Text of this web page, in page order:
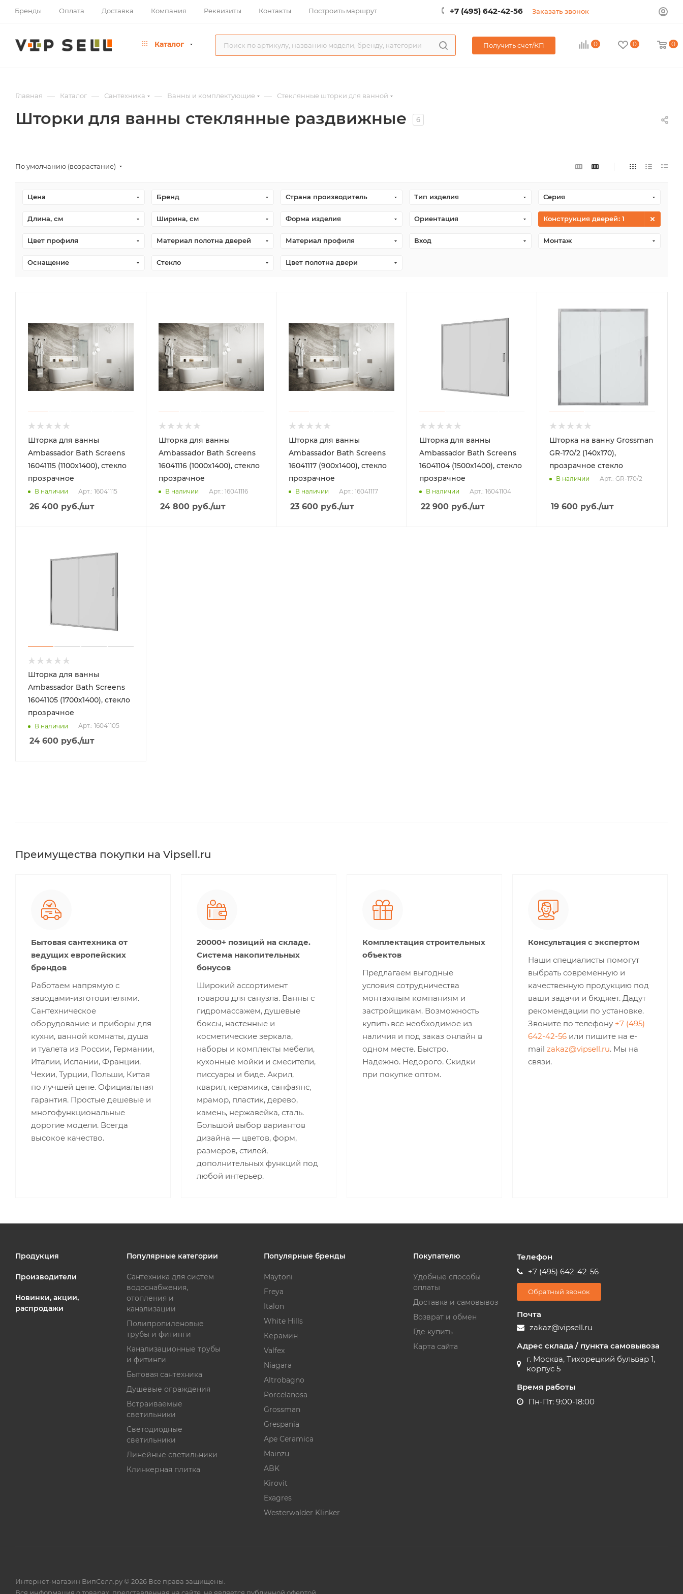
Бренды Оплата Доставка Компания Реквизиты Контакты Построить маршрут +7 (495) 642-42-56 Заказать звонок
Каталог Получить счет/КП 0 0 0
Главная — Каталог — Сантехника — Ванны и комплектующие — Стеклянные шторки для ванной
Шторки для ванны стеклянные раздвижные 6
По умолчанию (возрастание)
Цена Бренд Страна производитель Тип изделия Серия
Длина, см Ширина, см Форма изделия Ориентация Конструкция дверей: 1
Цвет профиля Материал полотна дверей Материал профиля Вход Монтаж
Оснащение Стекло Цвет полотна двери
Шторка для ванны
Ambassador Bath Screens
16041115 (1100x1400), стекло
прозрачное
В наличии Арт.: 16041115
26 400 руб./шт
Шторка для ванны
Ambassador Bath Screens
16041116 (1000x1400), стекло
прозрачное
В наличии Арт.: 16041116
24 800руб./шт
Шторка для ванны
Ambassador Bath Screens
16041117 (900x1400), стекло
прозрачное
В наличии Арт.: 16041117
23 600 руб./шт
Шторка для ванны
Ambassador Bath Screens
16041104 (1500x1400), стекло
прозрачное
В наличии Арт.: 16041104
22 900руб./шт
Шторка на ванну Grossman
GR-170/2 (140x170),
прозрачное стекло
В наличии Арт.: GR-170/2
19 600 руб./шт
Шторка для ванны
Ambassador Bath Screens
16041105 (1700x1400), стекло
прозрачное
В наличии Арт.: 16041105
24 600 руб./шт
Преимущества покупки на Vipsell.ru
Бытовая сантехника от
ведущих европейских
брендов
Работаем напрямую с
заводами-изготовителями.
Сантехническое
оборудование и приборы для
кухни, ванной комнаты, душа
и туалета из России, Германии,
Италии, Испании, Франции,
Чехии, Турции, Польши, Китая
по лучшей цене. Официальная
гарантия. Простые дешевые и
многофункциональные
дорогие модели. Всегда
высокое качество.
20000+ позиций на складе.
Система накопительных
бонусов
Широкий ассортимент
товаров для санузла. Ванны с
гидромассажем, душевые
боксы, настенные и
косметические зеркала,
наборы и комплекты мебели,
кухонные мойки и смесители,
писсуары и биде. Акрил,
кварил, керамика, санфаянс,
мрамор, пластик, дерево,
камень, нержавейка, сталь.
Большой выбор вариантов
дизайна — цветов, форм,
размеров, стилей,
дополнительных функций под
любой интерьер.
Комплектация строительных
объектов
Предлагаем выгодные
условия сотрудничества
монтажным компаниям и
застройщикам. Возможность
купить все необходимое из
наличия и под заказ онлайн в
одном месте. Быстро.
Надежно. Недорого. Скидки
при покупке оптом.
Консультация с экспертом
Наши специалисты помогут
выбрать современную и
качественную продукцию под
ваши задачи и бюджет. Дадут
рекомендации по установке.
Звоните по телефону +7 (495)
642-42-56 или пишите на e-
mail zakaz@vipsell.ru. Мы на
связи.
Продукция
Производители
Новинки, акции,
распродажи
Популярные категории
Сантехника для систем
водоснабжения,
отопления и
канализации
Полипропиленовые
трубы и фитинги
Канализационные трубы
и фитинги
Бытовая сантехника
Душевые ограждения
Встраиваемые
светильники
Светодиодные
светильники
Линейные светильники
Клинкерная плитка
Популярные бренды
Maytoni
Freya
Italon
White Hills
Керамин
Valfex
Niagara
Altrobagno
Porcelanosa
Grossman
Grespania
Ape Ceramica
Mainzu
ABK
Kirovit
Exagres
Westerwalder Klinker
Покупателю
Удобные способы
оплаты
Доставка и самовывоз
Возврат и обмен
Где купить
Карта сайта
Телефон
+7 (495) 642-42-56
Обратный звонок
Почта
zakaz@vipsell.ru
Адрес склада / пункта самовывоза
г. Москва, Тихорецкий бульвар 1,
корпус 5
Время работы
Пн-Пт: 9:00-18:00
Интернет-магазин ВипСелл.ру © 2026 Все права защищены.